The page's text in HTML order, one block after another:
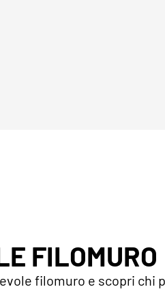
FILOMURO
filomuro e scopri chi